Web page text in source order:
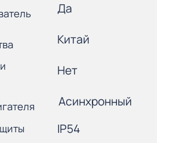
Да
Китай
Нет
Асинхронный
IP54